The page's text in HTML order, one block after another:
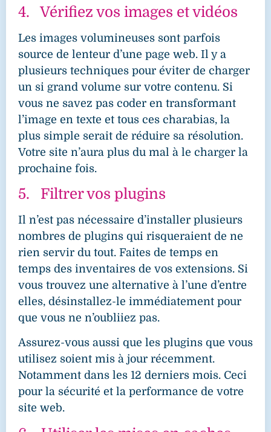
4. Vérifiez vos images et vidéos
Les images volumineuses sont parfois
source de lenteur d’une page web. Il y a
plusieurs techniques pour éviter de charger
un si grand volume sur votre contenu. Si
vous ne savez pas coder en transformant
l’image en texte et tous ces charabias, la
plus simple serait de réduire sa résolution.
Votre site n’aura plus du mal à le charger la
prochaine fois.
5. Filtrer vos plugins
Il n’est pas nécessaire d’installer plusieurs
nombres de plugins qui risqueraient de ne
rien servir du tout. Faites de temps en
temps des inventaires de vos extensions. Si
vous trouvez une alternative à l’une d’entre
elles, désinstallez-le immédiatement pour
que vous ne n’oubliiez pas.
Assurez-vous aussi que les plugins que vous
utilisez soient mis à jour récemment.
Notamment dans les 12 derniers mois. Ceci
pour la sécurité et la performance de votre
site web.